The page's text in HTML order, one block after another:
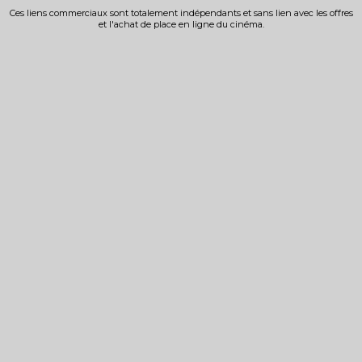
Ces liens commerciaux sont totalement indépendants et sans lien avec les offres
et l'achat de place en ligne du cinéma.